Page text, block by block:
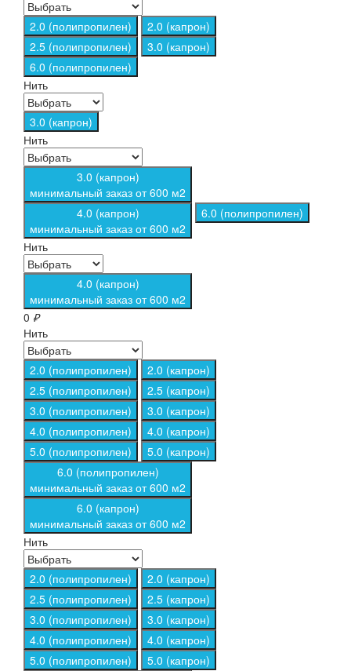
2.0 (полипропилен)
2.0 (капрон)
2.5 (полипропилен)
3.0 (капрон)
6.0 (полипропилен)
Нить
3.0 (капрон)
Нить
3.0 (капрон)
минимальный заказ от 600 м2
4.0 (капрон)
минимальный заказ от 600 м2
6.0 (полипропилен)
Нить
4.0 (капрон)
минимальный заказ от 600 м2
0 ₽
Нить
2.0 (полипропилен)
2.0 (капрон)
2.5 (полипропилен)
2.5 (капрон)
3.0 (полипропилен)
3.0 (капрон)
4.0 (полипропилен)
4.0 (капрон)
5.0 (полипропилен)
5.0 (капрон)
6.0 (полипропилен)
минимальный заказ от 600 м2
6.0 (капрон)
минимальный заказ от 600 м2
Нить
2.0 (полипропилен)
2.0 (капрон)
2.5 (полипропилен)
2.5 (капрон)
3.0 (полипропилен)
3.0 (капрон)
4.0 (полипропилен)
4.0 (капрон)
5.0 (полипропилен)
5.0 (капрон)